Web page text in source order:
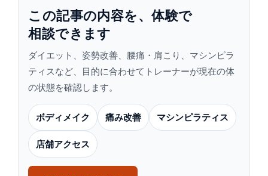
この​記事の​内容を、​体験で​
相談できます
ダイエット、姿勢改善、腰痛・肩こり、マシンピラ
ティスなど、目的に合わせてトレーナーが現在の体
の状態を確認します。
ボディメイク 痛み改善 マシンピラティス
店舗アクセス